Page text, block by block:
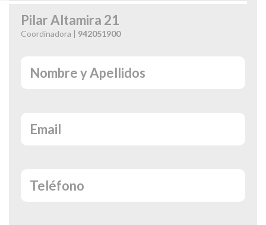
Pilar Altamira 21
Coordinadora | 942051900